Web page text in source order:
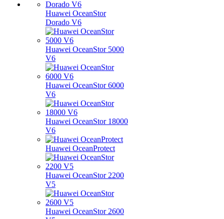
Huawei OceanStor
Dorado V6
Huawei OceanStor 5000
V6
Huawei OceanStor 6000
V6
Huawei OceanStor 18000
V6
Huawei OceanProtect
Huawei OceanStor 2200
V5
Huawei OceanStor 2600